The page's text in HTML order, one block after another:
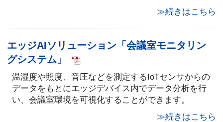
≫続きはこちら
エッジAIソリューション「会議室モニタリン
グシステム」
温湿度や照度、音圧などを測定するIoTセンサからの
データをもとにエッジデバイス内でデータ分析を行
い、会議室環境を可視化することができます。
≫続きはこちら